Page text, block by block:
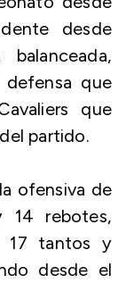
desde
que
que
partido.
ofensiva de
14 rebotes,
17 tantos y
desde el